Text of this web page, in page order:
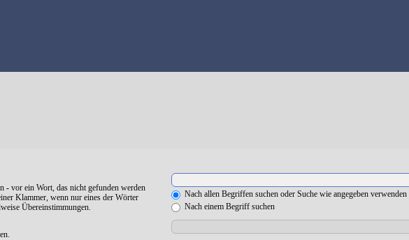
- vor ein Wort, das nicht gefunden werden
Klammer, wenn nur eines der Wörter
Übereinstimmungen.
Nach allen Begriffen suchen oder Suche wie angegeben verwenden
Nach einem Begriff suchen